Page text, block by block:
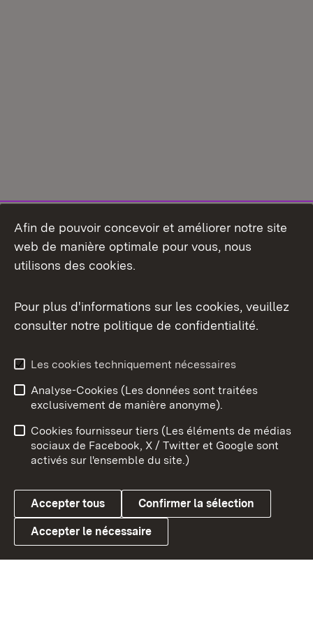
Aperçu des thèmes
Link zum Landesportal
Conseils d'utilisation
Confidentialité
Cookies
Afin de pouvoir concevoir et améliorer notre site
web de manière optimale pour vous, nous
utilisons des cookies.
Pour plus d'informations sur les cookies, veuillez
consulter notre politique de confidentialité.
Les cookies techniquement nécessaires
Analyse-Cookies (Les données sont traitées
exclusivement de manière anonyme).
Cookies fournisseur tiers (Les éléments de médias
sociaux de Facebook, X / Twitter et Google sont
activés sur l'ensemble du site.)
Accepter tous Confirmer la sélection
Accepter le nécessaire